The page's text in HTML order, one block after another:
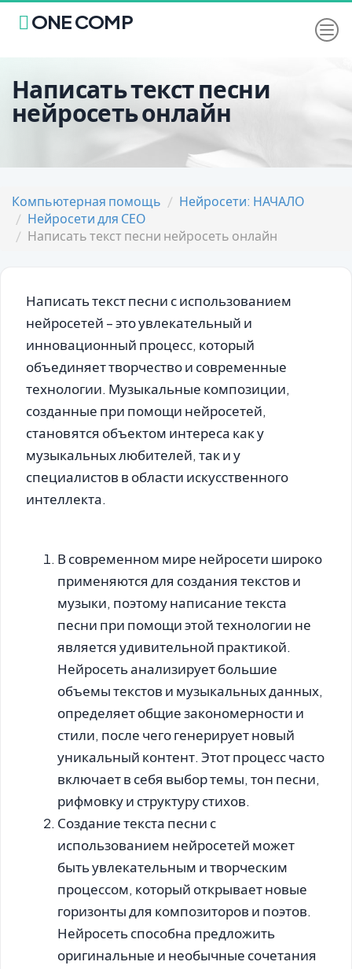
ONE COMP
Написать текст песни
нейросеть онлайн
Компьютерная помощь
Нейросети: НАЧАЛО
Нейросети для СЕО
Написать текст песни нейросеть онлайн
Написать текст песни с использованием
нейросетей – это увлекательный и
инновационный процесс, который
объединяет творчество и современные
технологии. Музыкальные композиции,
созданные при помощи нейросетей,
становятся объектом интереса как у
музыкальных любителей, так и у
специалистов в области искусственного
интеллекта.
В современном мире нейросети широко
применяются для создания текстов и
музыки, поэтому написание текста
песни при помощи этой технологии не
является удивительной практикой.
Нейросеть анализирует большие
объемы текстов и музыкальных данных,
определяет общие закономерности и
стили, после чего генерирует новый
уникальный контент. Этот процесс часто
включает в себя выбор темы, тон песни,
рифмовку и структуру стихов.
Создание текста песни с
использованием нейросетей может
быть увлекательным и творческим
процессом, который открывает новые
горизонты для композиторов и поэтов.
Нейросеть способна предложить
оригинальные и необычные сочетания